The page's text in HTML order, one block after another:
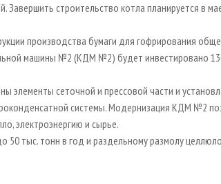
строительство котла планируется в
производства бумаги для гофрирования
машины №2 (КДМ №2) будет инвестировано
сеточной и прессовой части и
системы. Модернизация КДМ №2
электроэнергию и сырье.
тыс. тонн в год и раздельному размолу